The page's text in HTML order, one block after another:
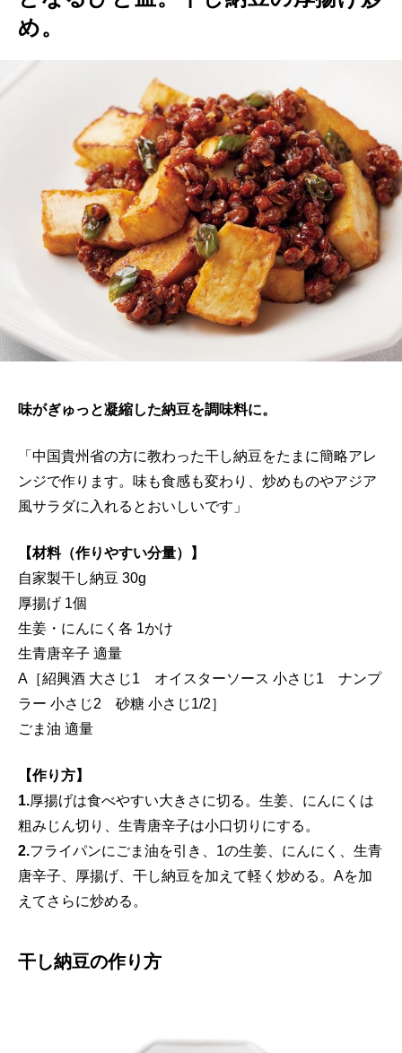
め。
味がぎゅっと凝縮した納豆を調味料に。
「中国貴州省の方に教わった干し納豆をたまに簡略アレ
ンジで作ります。味も食感も変わり、炒めものやアジア
風サラダに入れるとおいしいです」
【材料（作りやすい分量）】
自家製干し納豆 30g
厚揚げ 1個
生姜・にんにく各 1かけ
生青唐辛子 適量
A［紹興酒 大さじ1 オイスターソース 小さじ1 ナンプ
ラー 小さじ2 砂糖 小さじ1/2］
ごま油 適量
【作り方】
1.厚揚げは食べやすい大きさに切る。生姜、にんにくは
粗みじん切り、生青唐辛子は小口切りにする。
2.フライパンにごま油を引き、1の生姜、にんにく、生青
唐辛子、厚揚げ、干し納豆を加えて軽く炒める。Aを加
えてさらに炒める。
干し納豆の作り方